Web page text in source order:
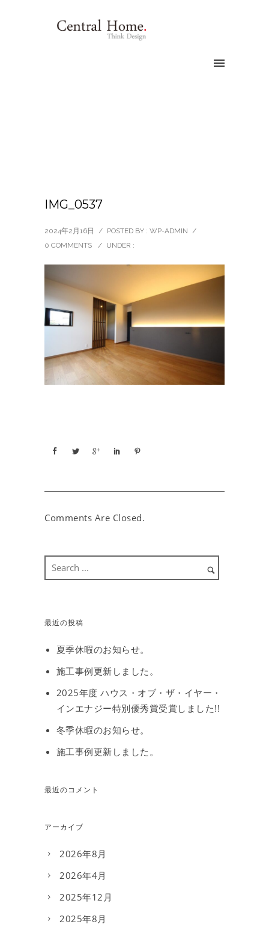
IMG_0537
2024年2月16日 / POSTED BY : WP-ADMIN /
0 COMMENTS
/ UNDER :
Comments Are Closed.
最近の投稿
夏季休暇のお知らせ。
施工事例更新しました。
2025年度 ハウス・オブ・ザ・イヤー・
インエナジー特別優秀賞受賞しました!!
冬季休暇のお知らせ。
施工事例更新しました。
最近のコメント
アーカイブ
2026年8月
2026年4月
2025年12月
2025年8月